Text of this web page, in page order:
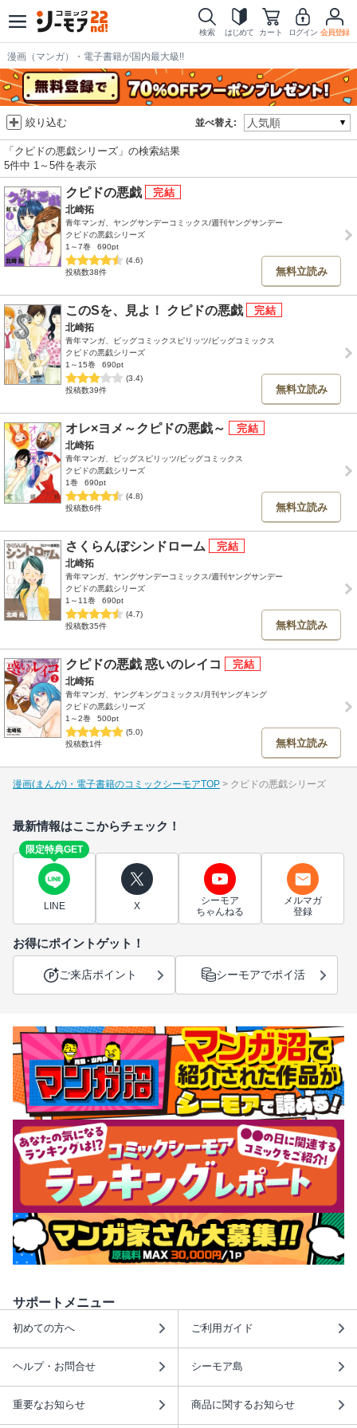
検索 はじめて カート ログイン 会員登録
漫画（マンガ）・電子書籍が国内最大級!!
並べ替え:
絞り込む
「クピドの悪戯シリーズ」の検索結果
5件中 1～5件を表示
クピドの悪戯
北崎拓
青年マンガ、ヤングサンデーコミックス/週刊ヤングサンデー
クピドの悪戯シリーズ
1～7巻
690pt
(4.6)
投稿数38件
無料立読み
このSを、見よ！ クピドの悪戯
北崎拓
青年マンガ、ビッグコミックスピリッツ/ビッグコミックス
クピドの悪戯シリーズ
1～15巻
690pt
(3.4)
投稿数39件
無料立読み
オレ×ヨメ～クピドの悪戯～
北崎拓
青年マンガ、ビッグスピリッツ/ビッグコミックス
クピドの悪戯シリーズ
1巻
690pt
(4.8)
投稿数6件
無料立読み
さくらんぼシンドローム
北崎拓
青年マンガ、ヤングサンデーコミックス/週刊ヤングサンデー
クピドの悪戯シリーズ
1～11巻
690pt
(4.7)
投稿数35件
無料立読み
クピドの悪戯 惑いのレイコ
北崎拓
青年マンガ、ヤングキングコミックス/月刊ヤングキング
クピドの悪戯シリーズ
1～2巻
500pt
(5.0)
投稿数1件
無料立読み
漫画(まんが)・電子書籍のコミックシーモアTOP クピドの悪戯シリーズ
最新情報はここからチェック！
限定特典GET
LINE X
シーモア
ちゃんねる
メルマガ
登録
お得にポイントゲット！
ご来店ポイント シーモアでポイ活
サポートメニュー
初めての方へ ご利用ガイド
ヘルプ・お問合せ シーモア島
重要なお知らせ 商品に関するお知らせ